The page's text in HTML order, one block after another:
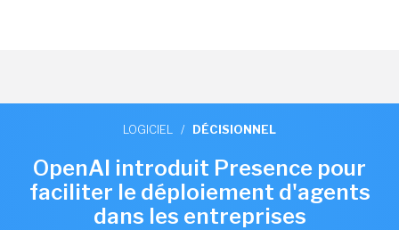
LOGICIEL / DÉCISIONNEL
OpenAI introduit Presence pour
faciliter le déploiement d'agents
dans les entreprises